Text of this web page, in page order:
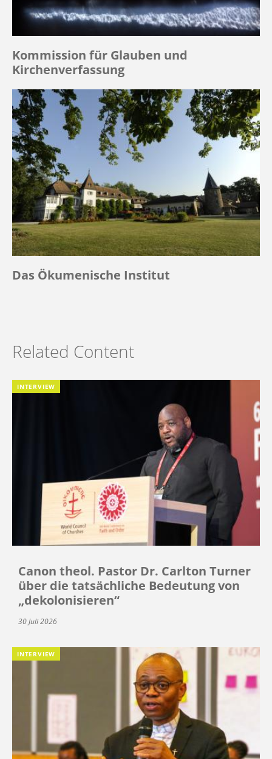
Kommission für Glauben und
Kirchenverfassung
Das Ökumenische Institut
Related Content
INTERVIEW
Canon theol. Pastor Dr. Carlton Turner
über die tatsächliche Bedeutung von
„dekolonisieren“
30 Juli 2026
INTERVIEW